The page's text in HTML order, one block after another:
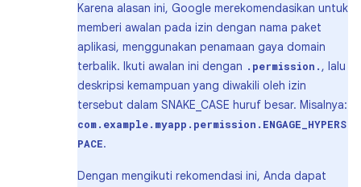
Karena alasan ini, Google merekomendasikan untuk
memberi awalan pada izin dengan nama paket
aplikasi, menggunakan penamaan gaya domain
terbalik. Ikuti awalan ini dengan .permission. , lalu
deskripsi kemampuan yang diwakili oleh izin
tersebut dalam SNAKE_CASE huruf besar. Misalnya:
com.example.myapp.permission.ENGAGE_HYPERS
PACE.
Dengan mengikuti rekomendasi ini, Anda dapat